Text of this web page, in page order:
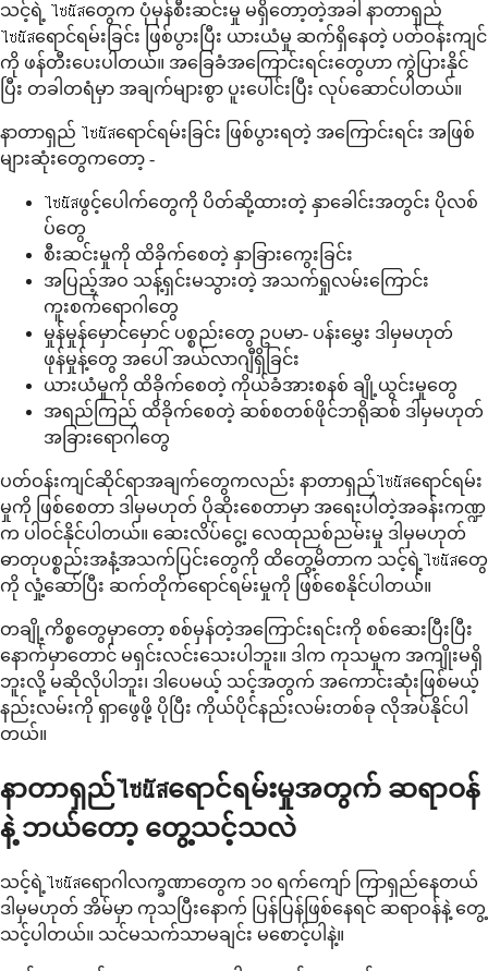
သင့်ရဲ့ ไซนัสတွေက ပုံမှန်စီးဆင်းမှု မရှိတော့တဲ့အခါ နာတာရှည်
ไซนัสရောင်ရမ်းခြင်း ဖြစ်ပွားပြီး ယားယံမှု ဆက်ရှိနေတဲ့ ပတ်ဝန်းကျင်
ကို ဖန်တီးပေးပါတယ်။ အခြေခံအကြောင်းရင်းတွေဟာ ကွဲပြားနိုင်
ပြီး တခါတရံမှာ အချက်များစွာ ပူးပေါင်းပြီး လုပ်ဆောင်ပါတယ်။
နာတာရှည် ไซนัสရောင်ရမ်းခြင်း ဖြစ်ပွားရတဲ့ အကြောင်းရင်း အဖြစ်
များဆုံးတွေကတော့ -
ไซนัสဖွင့်ပေါက်တွေကို ပိတ်ဆို့ထားတဲ့ နှာခေါင်းအတွင်း ပိုလစ်
ပ်တွေ
စီးဆင်းမှုကို ထိခိုက်စေတဲ့ နှာခြားကွေးခြင်း
အပြည့်အဝ သန့်ရှင်းမသွားတဲ့ အသက်ရှုလမ်းကြောင်း
ကူးစက်ရောဂါတွေ
မှုန်မှုန်မှောင်မှောင် ပစ္စည်းတွေ ဥပမာ- ပန်းမွှေး ဒါမှမဟုတ်
ဖုန်မှုန့်တွေ အပေါ် အယ်လာဂျီရှိခြင်း
ယားယံမှုကို ထိခိုက်စေတဲ့ ကိုယ်ခံအားစနစ် ချို့ယွင်းမှုတွေ
အရည်ကြည် ထိခိုက်စေတဲ့ ဆစ်စတစ်ဖိုင်ဘရိုဆစ် ဒါမှမဟုတ်
အခြားရောဂါတွေ
ပတ်ဝန်းကျင်ဆိုင်ရာအချက်တွေကလည်း နာတာရှည်ไซนัสရောင်ရမ်း
မှုကို ဖြစ်စေတာ ဒါမှမဟုတ် ပိုဆိုးစေတာမှာ အရေးပါတဲ့အခန်းကဏ္ဍ
က ပါဝင်နိုင်ပါတယ်။ ဆေးလိပ်ငွေ့၊ လေထုညစ်ညမ်းမှု ဒါမှမဟုတ်
ဓာတုပစ္စည်းအနံ့အသက်ပြင်းတွေကို ထိတွေ့မိတာက သင့်ရဲ့ไซนัสတွေ
ကို လှုံ့ဆော်ပြီး ဆက်တိုက်ရောင်ရမ်းမှုကို ဖြစ်စေနိုင်ပါတယ်။
တချို့ကိစ္စတွေမှာတော့ စစ်မှန်တဲ့အကြောင်းရင်းကို စစ်ဆေးပြီးပြီး
နောက်မှာတောင် မရှင်းလင်းသေးပါဘူး။ ဒါက ကုသမှုက အကျိုးမရှိ
ဘူးလို့ မဆိုလိုပါဘူး၊ ဒါပေမယ့် သင့်အတွက် အကောင်းဆုံးဖြစ်မယ့်
နည်းလမ်းကို ရှာဖွေဖို့ ပိုပြီး ကိုယ်ပိုင်နည်းလမ်းတစ်ခု လိုအပ်နိုင်ပါ
တယ်။
နာတာရှည်ไซนัสရောင်ရမ်းမှုအတွက် ဆရာဝန်
နဲ့ ဘယ်တော့ တွေ့သင့်သလဲ
သင့်ရဲ့ไซนัสရောဂါလက္ခဏာတွေက ၁၀ ရက်ကျော် ကြာရှည်နေတယ်
ဒါမှမဟုတ် အိမ်မှာ ကုသပြီးနောက် ပြန်ပြန်ဖြစ်နေရင် ဆရာဝန်နဲ့ တွေ့
သင့်ပါတယ်။ သင်မသက်သာမချင်း မစောင့်ပါနဲ့။